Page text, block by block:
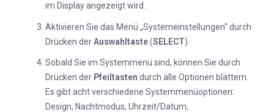
im Display angezeigt wird.
Aktivieren Sie das Menü „Systemeinstellungen“ durch
Drücken derAuswahltaste(SELECT).
Sobald Sie im Systemmenü sind, können Sie durch
Drücken der Pfeiltasten durch alle Optionen blättern.
Es gibt acht verschiedene Systemmenüoptionen:
Design, Nachtmodus, Uhrzeit/Datum,